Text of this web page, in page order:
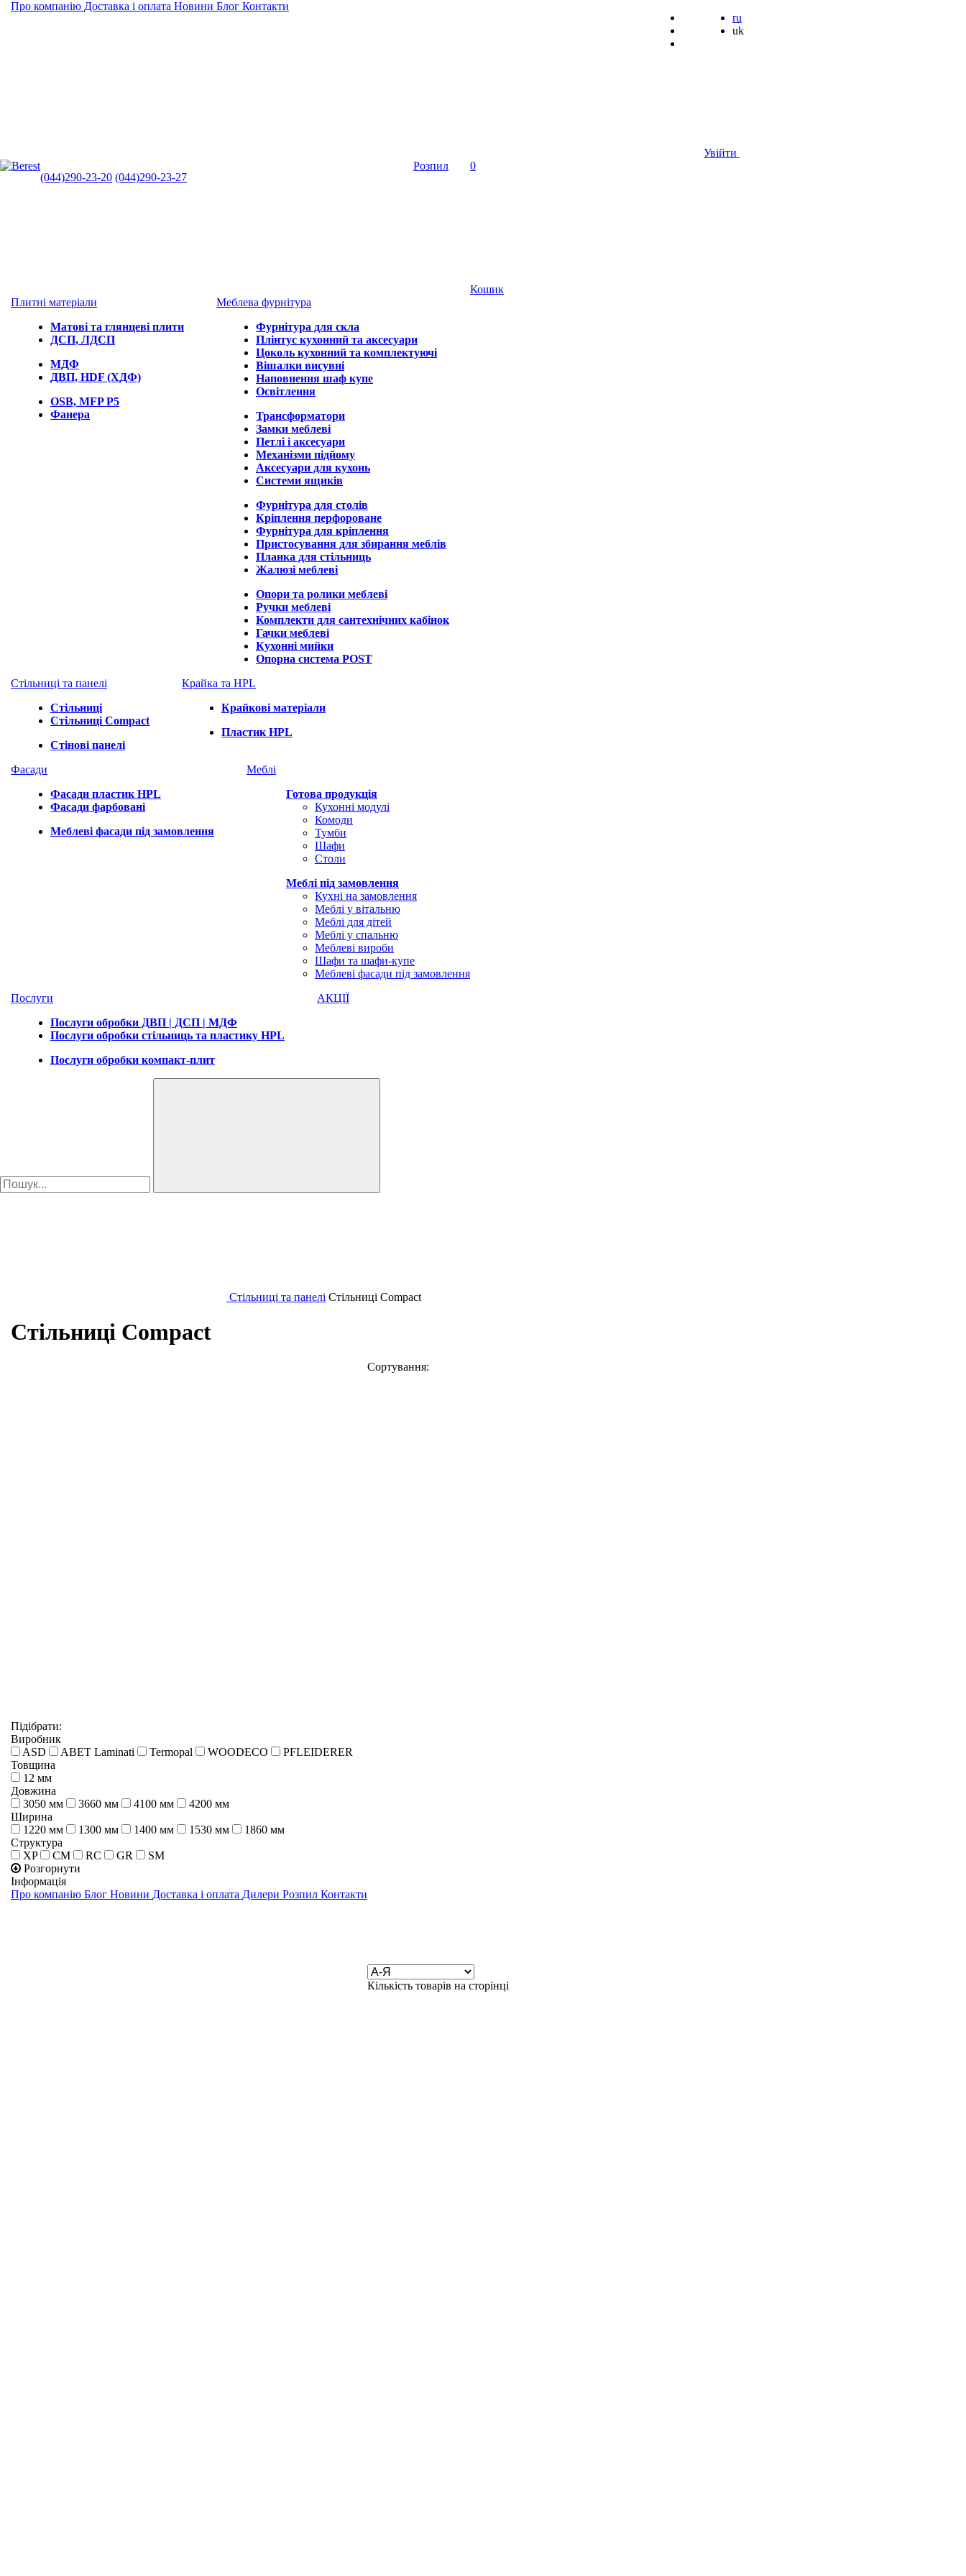
Про компанію Доставка і оплата Новини Блог Контакти
ru
uk
Увійти
(044)290-23-20 (044)290-23-27
Розпил 0
Кошик
Плитні матеріали
Матові та глянцеві плити
ДСП, ЛДСП
МДФ
ДВП, HDF (ХДФ)
OSB, MFP P5
Фанера
Меблева фурнітура
Фурнітура для скла
Плінтус кухонний та аксесуари
Цоколь кухонний та комплектуючі
Вішалки висувні
Наповнення шаф купе
Освітлення
Трансформатори
Замки меблеві
Петлі і аксесуари
Механізми підйому
Аксесуари для кухонь
Системи ящиків
Фурнітура для столів
Кріплення перфороване
Фурнітура для кріплення
Пристосування для збирання меблів
Планка для стільниць
Жалюзі меблеві
Опори та ролики меблеві
Ручки меблеві
Комплекти для сантехнічних кабінок
Гачки меблеві
Кухонні мийки
Опорна система POST
Стільниці та панелі
Стільниці
Стільниці Compact
Стінові панелі
Крайка та HPL
Крайкові матеріали
Пластик HPL
Фасади
Фасади пластик HPL
Фасади фарбовані
Меблеві фасади під замовлення
Меблі
Готова продукція
Кухонні модулі
Комоди
Тумби
Шафи
Столи
Меблі під замовлення
Кухні на замовлення
Меблі у вітальню
Меблі для дітей
Меблі у спальню
Меблеві вироби
Шафи та шафи-купе
Меблеві фасади під замовлення
Послуги
Послуги обробки ДВП | ДСП | МДФ
Послуги обробки стільниць та пластику HPL
Послуги обробки компакт-плит
АКЦІЇ
Стільниці та панелі Стільниці Compact
Стільниці Compact
Підібрати:
Виробник
ASD
ABET Laminati Termopal WOODECO
PFLEIDERER
Товщина
12 мм
Довжина
3050 мм
3660 мм 4100 мм
4200 мм
Ширина
1220 мм
1300 мм 1400 мм 1530 мм
1860 мм
Структура
XP
CM RC GR
SM
Розгорнути
Інформація
Про компанію Блог Новини Доставка і оплата Дилери Розпил Контакти
Сортування:
Кількість товарів на сторінці